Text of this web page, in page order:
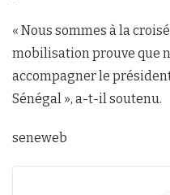
« Nous sommes à la
mobilisation prouve que
accompagner le
Sénégal », a-t-il soutenu.
seneweb